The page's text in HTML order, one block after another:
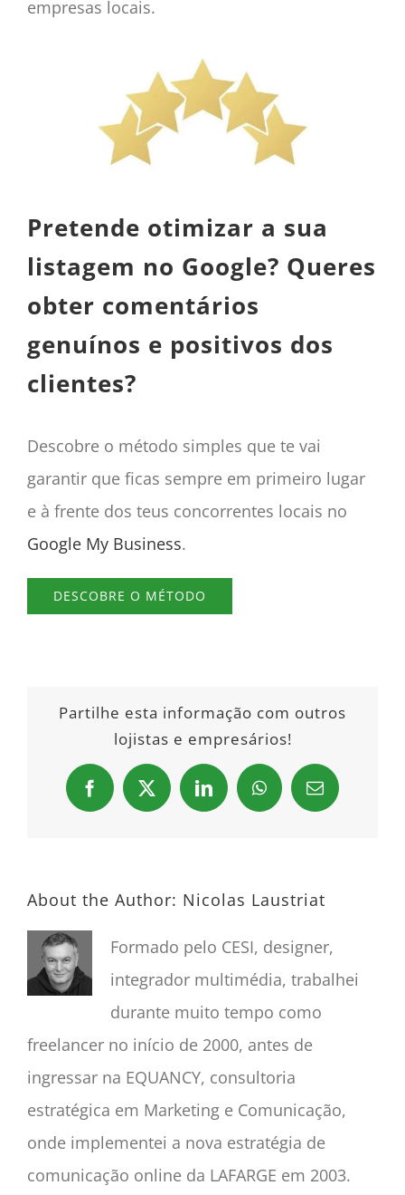
empresas locais.
Pretende otimizar a sua
listagem no Google? Queres
obter comentários
genuínos e positivos dos
clientes?
Descobre o método simples que te vai
garantir que ficas sempre em primeiro lugar
e à frente dos teus concorrentes locais no
Google My Business.
DESCOBRE O MÉTODO
Partilhe esta informação com outros
lojistas e empresários!
Facebook
X LinkedInWhatsAppEmail
About the Author: Nicolas Laustriat
Formado pelo CESI, designer,
integrador multimédia, trabalhei
durante muito tempo como
freelancer no início de 2000, antes de
ingressar na EQUANCY, consultoria
estratégica em Marketing e Comunicação,
onde implementei a nova estratégia de
comunicação online da LAFARGE em 2003.